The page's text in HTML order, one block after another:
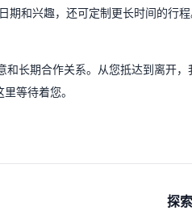
和兴趣，还可定制更长时间的行程
长期合作关系。从您抵达到离开
等待着您。
探索